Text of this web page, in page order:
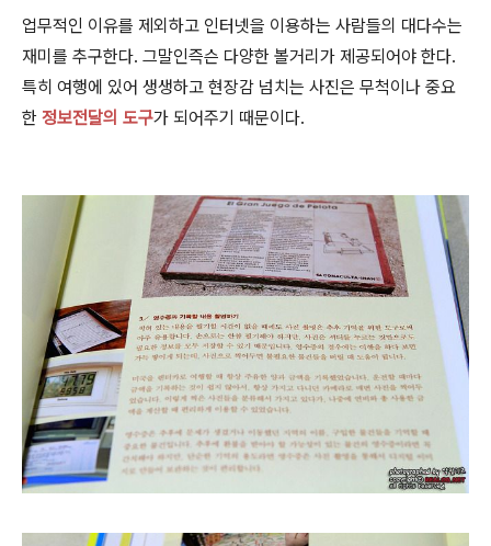
업무적인 이유를 제외하고 인터넷을 이용하는 사람들의 대다수는
재미를 추구한다. 그말인즉슨 다양한 볼거리가 제공되어야 한다.
특히 여행에 있어 생생하고 현장감 넘치는 사진은 무척이나 중요
한 정보전달의 도구가 되어주기 때문이다.